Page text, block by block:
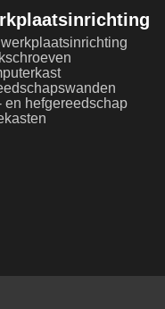
en hefgereedschap